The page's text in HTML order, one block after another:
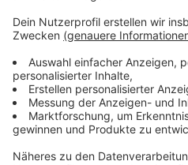
Weitere Infos und Links
Gutenacht-Bus:
Büro (09-16 Uhr)
0211-6683373
Mobil (21-1 Uhr)